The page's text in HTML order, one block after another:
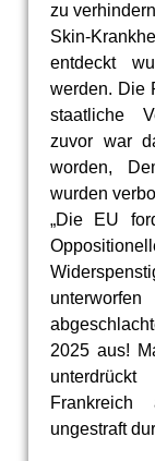
zu
Skin-
entdeckt
werden. Die
staatliche
zuvor war
worden,
wurden
„Die EU
2025 aus!
ungestraft